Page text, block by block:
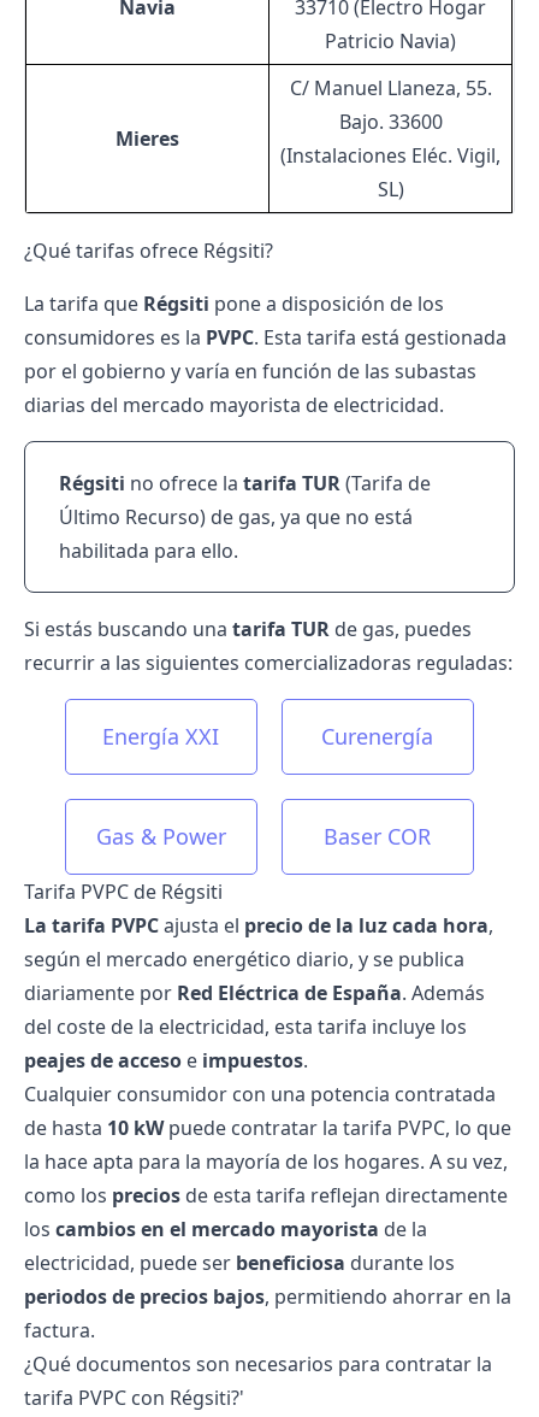
Navia
33710 (Electro Hogar
Patricio Navia)
Mieres
C/ Manuel Llaneza, 55.
Bajo. 33600
(Instalaciones Eléc. Vigil,
SL)
¿Qué tarifas ofrece Régsiti?
La tarifa que Régsiti pone a disposición de los
consumidores es la PVPC. Esta tarifa está gestionada
por el gobierno y varía en función de las subastas
diarias del mercado mayorista de electricidad.
Régsiti no ofrece la tarifa TUR(Tarifa de
Último Recurso) de gas, ya que no está
habilitada para ello.
Si estás buscando una tarifa TUR de gas, puedes
recurrir a las siguientes comercializadoras reguladas:
Energía XXI Curenergía
Gas & Power Baser COR
Tarifa PVPC de Régsiti
La tarifa PVPCajusta el precio de la luz cada hora,
según el mercado energético diario, y se publica
diariamente por Red Eléctrica de España. Además
del coste de la electricidad, esta tarifa incluye los
peajes de acceso e impuestos.
Cualquier consumidor con una potencia contratada
de hasta 10 kWpuede contratar la tarifa PVPC, lo que
la hace apta para la mayoría de los hogares. A su vez,
como los precios de esta tarifa reflejan directamente
los cambios en el mercado mayorista de la
electricidad, puede ser beneficiosa durante los
periodos de precios bajos, permitiendo ahorrar en la
factura.
¿Qué documentos son necesarios para contratar la
tarifa PVPC con Régsiti?'